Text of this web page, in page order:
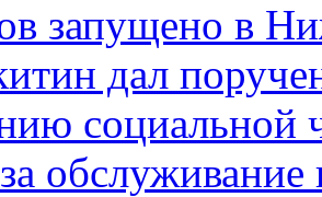
запущено в
дал
социальной
обслуживание